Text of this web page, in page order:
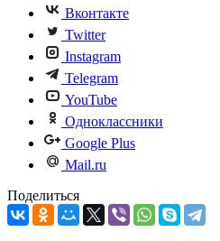
Вконтакте
Twitter
Instagram
Telegram
YouTube
Одноклассники
Google Plus
Mail.ru
Поделиться